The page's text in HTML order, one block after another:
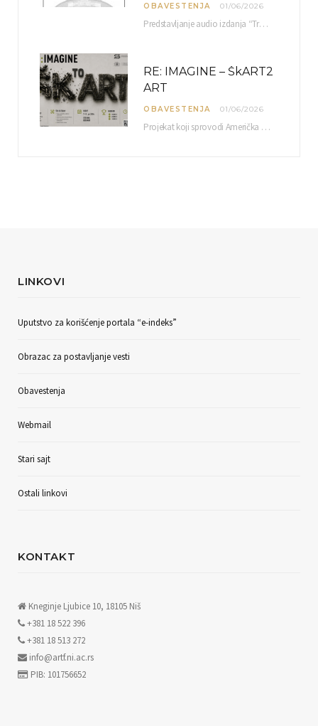
OBAVESTENJA 01/06/2026
Predstavljanje audio izdanja “Tradicionalna muzika okoline Niša” organizuje se u okviru projekta O-10-17 Muzičko nasleđe jugoistočne…
RE: IMAGINE – ŠkART2
ART
OBAVESTENJA 01/06/2026
Projekat koji sprovodi Američka privredna komora uz podrŝku kompanije Philip Morris International, sa ciljem povezivanja…
LINKOVI
Uputstvo za korišćenje portala “e-indeks”
Obrazac za postavljanje vesti
Obavestenja
Webmail
Stari sajt
Ostali linkovi
KONTAKT
Kneginje Ljubice 10, 18105 Niš
+381 18 522 396
+381 18 513 272
info@artf.ni.ac.rs
PIB: 101756652